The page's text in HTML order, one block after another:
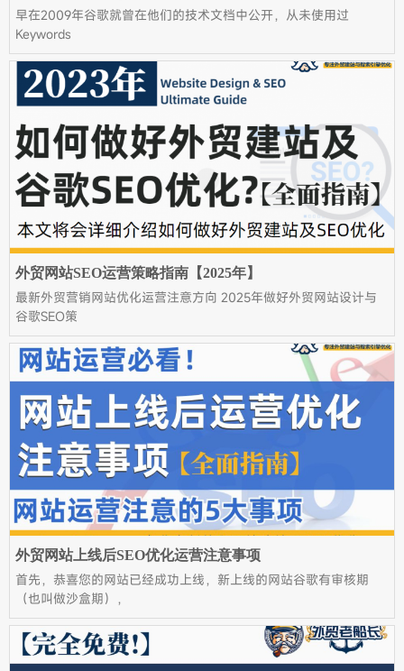
早在2009年谷歌就曾在他们的技术文档中公开，从未使用过
Keywords
外贸网站SEO运营策略指南【2025年】
最新外贸营销网站优化运营注意方向 2025年做好外贸网站设计与
谷歌SEO策
外贸网站上线后SEO优化运营注意事项
首先，恭喜您的网站已经成功上线，新上线的网站谷歌有审核期
（也叫做沙盒期），